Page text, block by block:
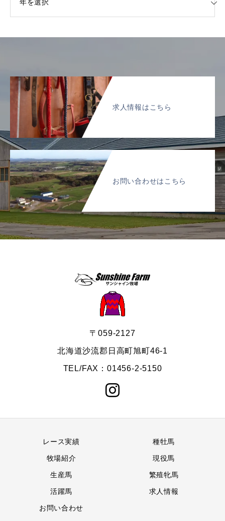
求人情報はこちら
お問い合わせはこちら
〒059-2127
北海道沙流郡日高町旭町46-1
TEL/FAX：01456-2-5150
レース実績 種牡馬
牧場紹介 現役馬
生産馬 繁殖牝馬
活躍馬 求人情報
お問い合わせ